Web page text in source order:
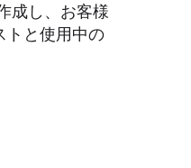
成し、お客様
トと使用中の